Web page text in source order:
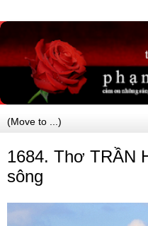
1684. Thơ TRẦN
sông